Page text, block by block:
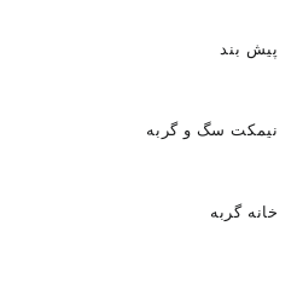
پیش بند
نیمکت سگ و گربه
خانه گربه